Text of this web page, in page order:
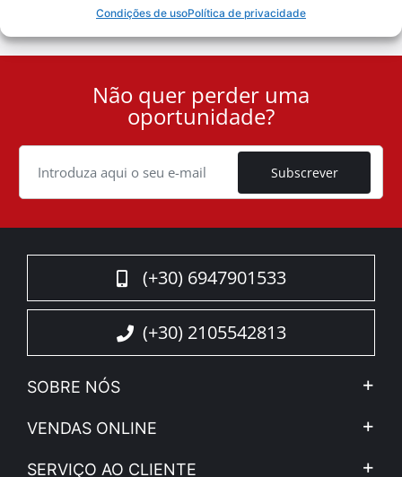
Condições de usoPolítica de privacidade
Cookie
Não quer perder uma
oportunidade?
Subscrever
(+30) 6947901533
(+30) 2105542813
SOBRE NÓS
A Companhia
VENDAS ONLINE
Minha Conta
SERVIÇO AO CLIENTE